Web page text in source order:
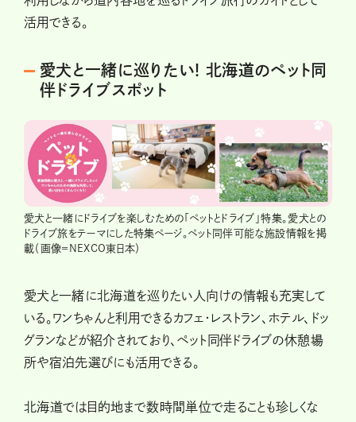
活用できる。
愛犬と一緒に巡りたい! 北海道のペット同
伴ドライブスポット
愛犬と一緒にドライブを楽しむための「ペットとドライブ」特集。愛犬との
ドライブ旅をテーマにした特集ページ。ペット同伴可能な施設情報を掲
載（画像＝NEXCO東日本）
愛犬と一緒に北海道を巡りたい人向けの情報も充実して
いる。ワンちゃんと利用できるカフェ・レストラン、ホテル、ドッ
グランなどが紹介されており、ペット同伴ドライブの休憩場
所や宿泊先選びにも活用できる。
北海道では目的地まで数時間単位で走ることも珍しくな